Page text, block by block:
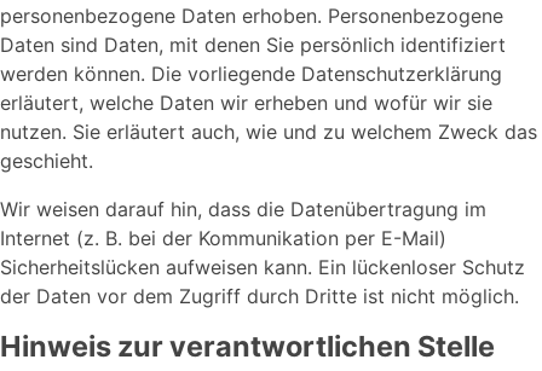
personenbezogene Daten erhoben. Personenbezogene
Daten sind Daten, mit denen Sie persönlich identifiziert
werden können. Die vorliegende Datenschutzerklärung
erläutert, welche Daten wir erheben und wofür wir sie
nutzen. Sie erläutert auch, wie und zu welchem Zweck das
geschieht.
Wir weisen darauf hin, dass die Datenübertragung im
Internet (z. B. bei der Kommunikation per E-Mail)
Sicherheitslücken aufweisen kann. Ein lückenloser Schutz
der Daten vor dem Zugriff durch Dritte ist nicht möglich.
Hinweis zur verantwortlichen Stelle